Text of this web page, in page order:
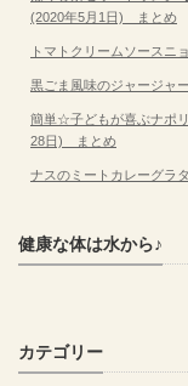
(2020年5月1日) まとめ
トマトクリームソース
黒ごま風味のジャージャ
簡単☆子どもが喜ぶナポ
28日) まとめ
ナスのミートカレーグラ
健康な体は水から♪
カテゴリー